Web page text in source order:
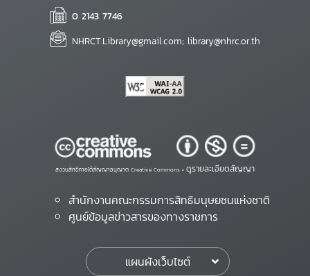
0 2143 7746
NHRCT.Library@gmail.com; library@nhrc.or.th
สงวนสิทธิ์ภายใต้สัญญาอนุญาต Creative Commons • ดูรายละเอียดสัญญา
สำนักงานคณะกรรมการสิทธิมนุษยชนแห่งชาติ
ศูนย์ข้อมูลข่าวสารของทางราชการ
แผนผังเว็บไซต์